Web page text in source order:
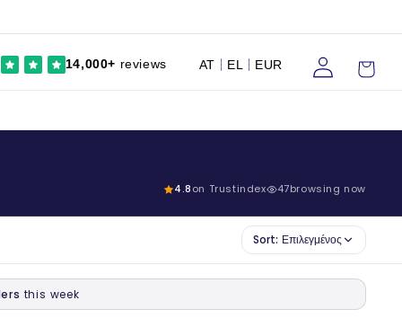
14,000+ reviews AT EL EUR ΣυνδέωΚαροτσάκι
4.8on Trustindex 47browsing now
Sort: Επιλεγμένος
this week